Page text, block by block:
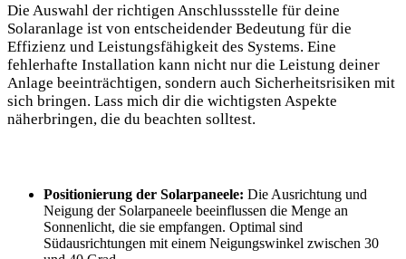
Die Auswahl ‌der richtigen Anschlussstelle⁤ für⁢ deine
Solaranlage ist​ von entscheidender Bedeutung für die
Effizienz und Leistungsfähigkeit des Systems.⁤ Eine
fehlerhafte Installation kann nicht nur die Leistung deiner
Anlage beeinträchtigen, sondern ‍auch ​Sicherheitsrisiken mit
sich bringen. Lass mich dir die wichtigsten Aspekte
näherbringen, die du beachten ​solltest.
Positionierung der Solarpaneele: Die Ausrichtung und
Neigung der‍ Solarpaneele​ beeinflussen die Menge an
Sonnenlicht, die sie​ empfangen. Optimal sind
Südausrichtungen mit einem Neigungswinkel zwischen 30